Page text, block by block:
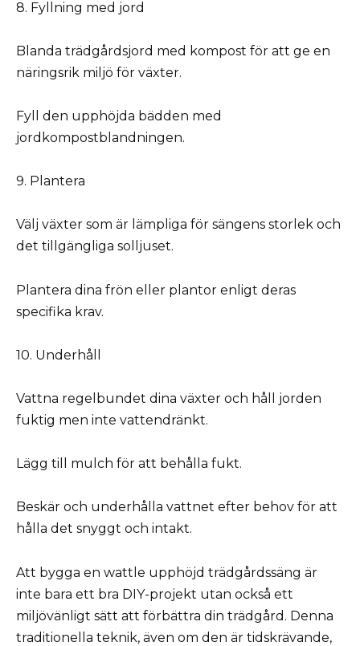
8. Fyllning med jord
Blanda trädgårdsjord med kompost för att ge en
näringsrik miljö för växter.
Fyll den upphöjda bädden med
jordkompostblandningen.
9. Plantera
Välj växter som är lämpliga för sängens storlek och
det tillgängliga solljuset.
Plantera dina frön eller plantor enligt deras
specifika krav.
10. Underhåll
Vattna regelbundet dina växter och håll jorden
fuktig men inte vattendränkt.
Lägg till mulch för att behålla fukt.
Beskär och underhålla vattnet efter behov för att
hålla det snyggt och intakt.
Att bygga en wattle upphöjd trädgårdssäng är
inte bara ett bra DIY-projekt utan också ett
miljövänligt sätt att förbättra din trädgård. Denna
traditionella teknik, även om den är tidskrävande,